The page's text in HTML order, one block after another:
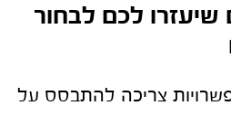
לכם לבחור
צריכה להתבסס על